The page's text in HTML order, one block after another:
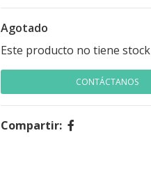
Agotado
Este producto no tiene
CONTÁCTANOS
Compartir: